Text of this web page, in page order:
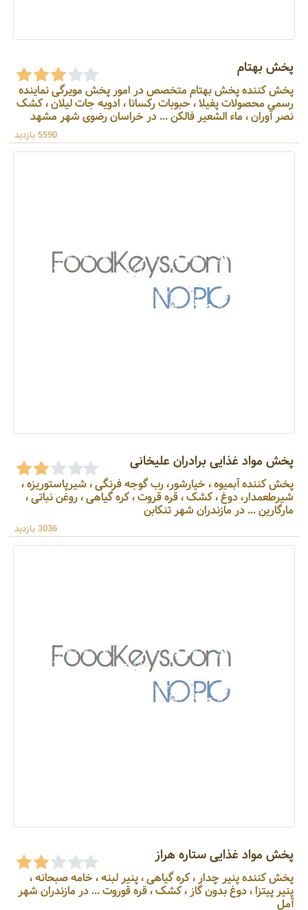
پخش بهتام
پخش کننده پخش بهتام متخصص در امور پخش مویرگی نماینده
رسمی محصولات پفیلا ، حبوبات رکسانا ، ادویه جات لیلان ، کشک
نصر آوران ، ماء الشعیر فالکن ... در خراسان رضوی شهر مشهد
5590 بازدید
پخش مواد غذایی برادران علیخانی
پخش کننده آبمیوه ، خیارشور، رب گوجه فرنگی ، شیرپاستوریزه ،
شیرطعمدار، دوغ ، کشک ، قره قروت ، کره گیاهی ، روغن نباتی ،
مارگارین ... در مازندران شهر تنکابن
3036 بازدید
پخش مواد غذایی ستاره هراز
پخش کننده پنیر چدار ، کره گیاهی ، پنیر لبنه ، خامه صبحانه ،
پنیر پیتزا ، دوغ بدون گاز ، کشک ، قره قوروت ... در مازندران شهر
آمل